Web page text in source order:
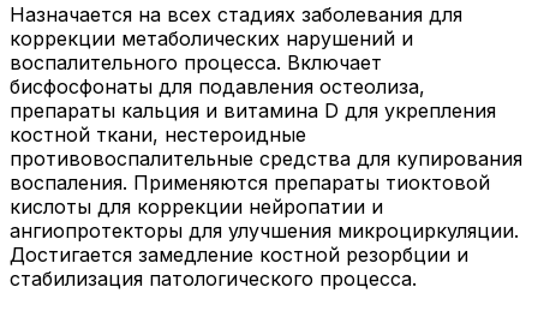
Назначается на всех стадиях заболевания для
коррекции метаболических нарушений и
воспалительного процесса. Включает
бисфосфонаты для подавления остеолиза,
препараты кальция и витамина D для укрепления
костной ткани, нестероидные
противовоспалительные средства для купирования
воспаления. Применяются препараты тиоктовой
кислоты для коррекции нейропатии и
ангиопротекторы для улучшения микроциркуляции.
Достигается замедление костной резорбции и
стабилизация патологического процесса.